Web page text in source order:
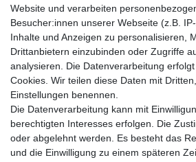
Website und verarbeiten
Besucher:innen unserer Webseite (z.B.
Inhalte und Anzeigen zu personalisieren,
Drittanbietern einzubinden oder Zugriffe
analysieren. Die Datenverarbeitung
Cookies. Wir teilen diese Daten mit
Einstellungen benennen.
Die Datenverarbeitung kann mit
berechtigten Interesses erfolgen. Die
oder abgelehnt werden. Es besteht das
und die Einwilligung zu einem späteren